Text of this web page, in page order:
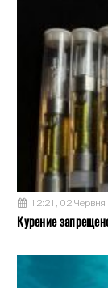
12:21, 02
Курение